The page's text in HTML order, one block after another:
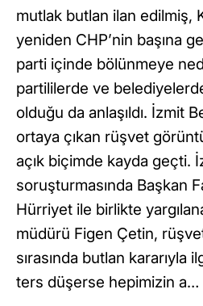
mutlak butlan ilan edilmiş,
yeniden CHP’nin başına
parti içinde bölünmeye
partililerde ve
olduğu da anlaşıldı. İzmit
ortaya çıkan rüşvet
açık biçimde kayda geçti.
soruşturmasında Başkan
Hürriyet ile birlikte
müdürü Figen Çetin, rüşvet
sırasında butlan kararıyla
ters düşerse hepimizin a…